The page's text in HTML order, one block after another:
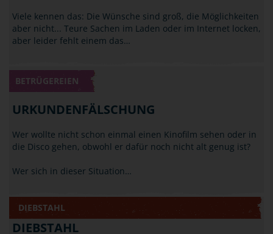
Viele kennen das: Die Wünsche sind groß, die Möglichkeiten
aber nicht... Teure Sachen im Laden oder im Internet locken,
aber leider fehlt einem das…
BETRÜGEREIEN
URKUNDENFÄLSCHUNG
Wer wollte nicht schon einmal einen Kinofilm sehen oder in
die Disco gehen, obwohl er dafür noch nicht alt genug ist?
Wer sich in dieser Situation…
DIEBSTAHL
DIEBSTAHL